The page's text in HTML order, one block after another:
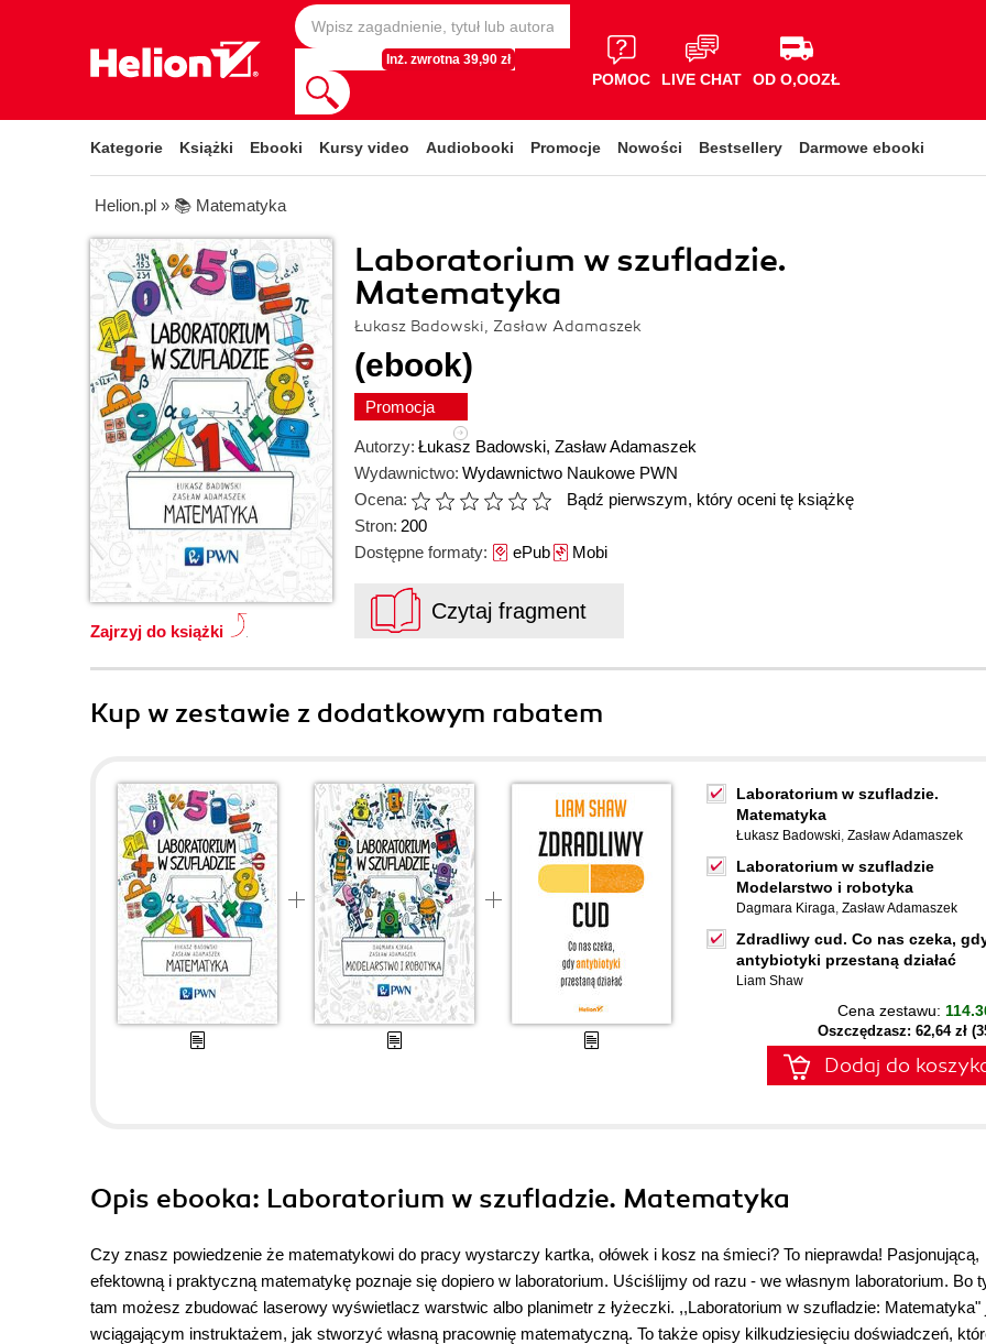
Inż. zwrotna 39,90 zł
POMOC LIVE CHAT OD O,OOZŁ
Kategorie Książki Ebooki Kursy video Audiobooki Promocje Nowości Bestsellery Darmowe ebooki
Helion.pl » 📚 Matematyka
Laboratorium w szufladzie.
Matematyka
Łukasz Badowski, Zasław Adamaszek
(ebook)
Promocja
Zajrzyj do książki
Autorzy: Łukasz Badowski, Zasław Adamaszek
Wydawnictwo: Wydawnictwo Naukowe PWN
Ocena:
Bądź pierwszym, który oceni tę książkę
Stron: 200
Dostępne formaty: ePubMobi
Czytaj fragment
Kup w zestawie z dodatkowym rabatem
Laboratorium w szufladzie.
Matematyka
Łukasz Badowski, Zasław Adamaszek
Laboratorium w szufladzie
Modelarstwo i robotyka
Dagmara Kiraga, Zasław Adamaszek
Zdradliwy cud. Co nas czeka,
antybiotyki przestaną działać
Liam Shaw
Cena zestawu:
Oszczędzasz: 62,64 zł
Dodaj do
Opis ebooka: Laboratorium w szufladzie. Matematyka
Czy znasz powiedzenie że matematykowi do pracy wystarczy kartka, ołówek i kosz na śmieci? To nieprawda! Pasjonującą,
efektowną i praktyczną matematykę poznaje się dopiero w laboratorium. Uściślijmy od razu - we własnym laboratorium. Bo
tam możesz zbudować laserowy wyświetlacz warstwic albo planimetr z łyżeczki. ,,Laboratorium w szufladzie: Matematyka"
wciągającym instruktażem, jak stworzyć własną pracownię matematyczną. To także opisy kilkudziesięciu doświadczeń,